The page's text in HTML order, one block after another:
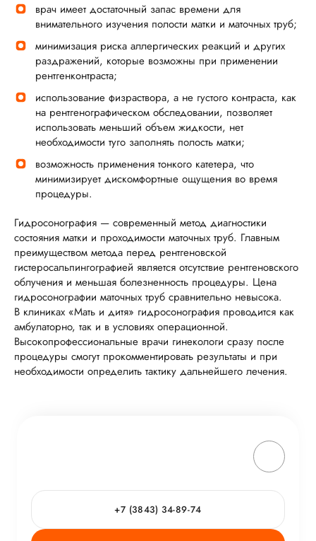
врач имеет достаточный запас времени для
внимательного изучения полости матки и маточных труб;
минимизация риска аллергических реакций и других
раздражений, которые возможны при применении
рентгенконтраста;
использование физраствора, а не густого контраста, как
на рентгенографическом обследовании, позволяет
использовать меньший объем жидкости, нет
необходимости туго заполнять полость матки;
возможность применения тонкого катетера, что
минимизирует дискомфортные ощущения во время
процедуры.
Гидросонография — современный метод диагностики
состояния матки и проходимости маточных труб. Главным
преимуществом метода перед рентгеновской
гистеросальпингографией является отсутствие рентгеновского
облучения и меньшая болезненность процедуры. Цена
гидросонографии маточных труб сравнительно невысока.
В клиниках «Мать и дитя» гидросонография проводится как
амбулаторно, так и в условиях операционной.
Высокопрофессиональные врачи гинекологи сразу после
процедуры смогут прокомментировать результаты и при
необходимости определить тактику дальнейшего лечения.
+7 (3843) 34-89-74